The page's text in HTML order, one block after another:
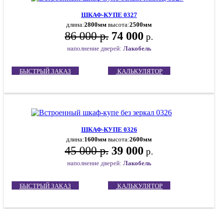
ШКАФ-КУПЕ 0327
длина:2800мм высота:2500мм
86 000 р. 74 000 р.
наполнение дверей: Лакобель
БЫСТРЫЙ ЗАКАЗ КАЛЬКУЛЯТОР
ШКАФ-КУПЕ 0326
длина:1600мм высота:2600мм
45 000 р. 39 000 р.
наполнение дверей: Лакобель
БЫСТРЫЙ ЗАКАЗ КАЛЬКУЛЯТОР